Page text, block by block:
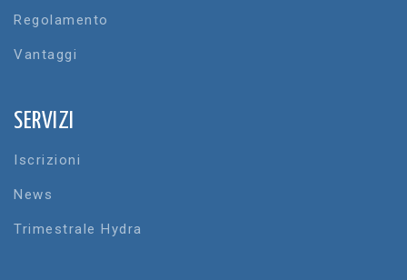
Regolamento
Vantaggi
SERVIZI
Iscrizioni
News
Trimestrale Hydra